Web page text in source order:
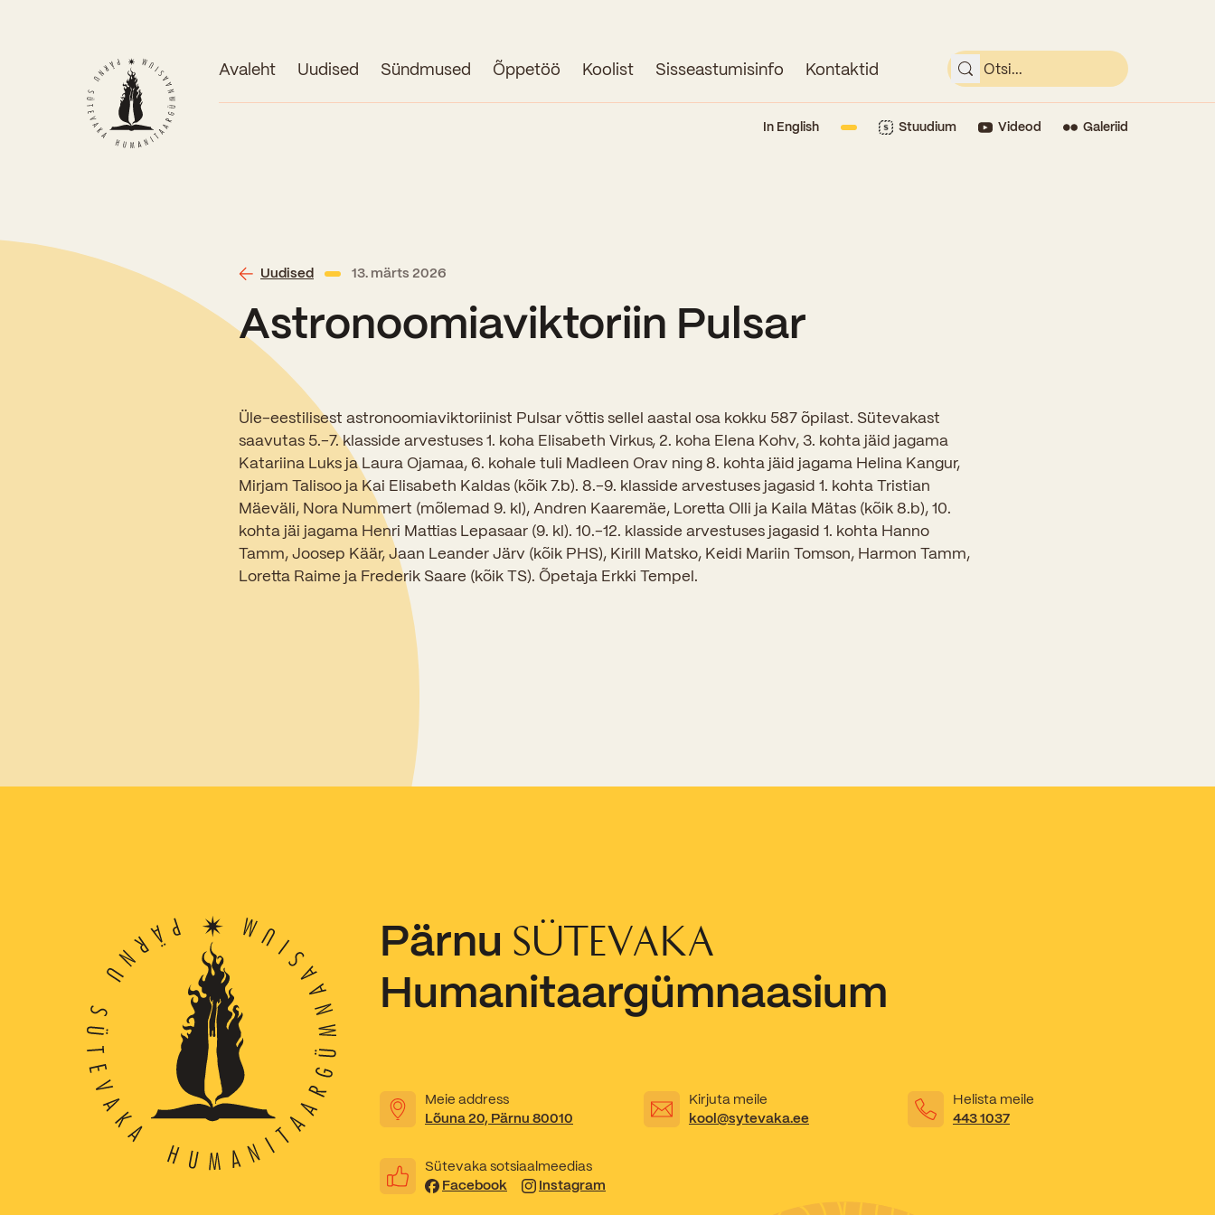
Avaleht Uudised Sündmused Õppetöö Koolist Sisseastumisinfo Kontaktid
In English Stuudium Videod Galeriid
Perioodõpe
Õppesisu ülekandmine
Aastatöö
Loovtöö
Konsultatsioonid
Töötajad
Vilistlased
Medalid
Kooli aumärgid
Nõukogu ja õppenõukogu
Sisseastumisinfo
Sisseastumiskatsed
Miks Sütevaka?
Stipendiumid
Õppemaksusoodustused
In English
Stuudium Galeriid
Uudised 13. märts 2026
Astronoomiaviktoriin Pulsar
Üle-eestilisest astronoomiaviktoriinist Pulsar võttis sellel aastal osa kokku 587 õpilast. Sütevakast
saavutas 5.-7. klasside arvestuses 1. koha Elisabeth Virkus, 2. koha Elena Kohv, 3. kohta jäid jagama
Katariina Luks ja Laura Ojamaa, 6. kohale tuli Madleen Orav ning 8. kohta jäid jagama Helina Kangur,
Mirjam Talisoo ja Kai Elisabeth Kaldas (kõik 7.b). 8.-9. klasside arvestuses jagasid 1. kohta Tristian
Mäeväli, Nora Nummert (mõlemad 9. kl), Andren Kaaremäe, Loretta Olli ja Kaila Mätas (kõik 8.b), 10.
kohta jäi jagama Henri Mattias Lepasaar (9. kl). 10.-12. klasside arvestuses jagasid 1. kohta Hanno
Tamm, Joosep Käär, Jaan Leander Järv (kõik PHS), Kirill Matsko, Keidi Mariin Tomson, Harmon Tamm,
Loretta Raime ja Frederik Saare (kõik TS). Õpetaja Erkki Tempel.
Pärnu SÜTEVAKA
Humanitaargümnaasium
Meie address
Lõuna 20, Pärnu 80010
Kirjuta meile
kool@sytevaka.ee
Helista meile
443 1037
Sütevaka sotsiaalmeedias
Facebook
Instagram